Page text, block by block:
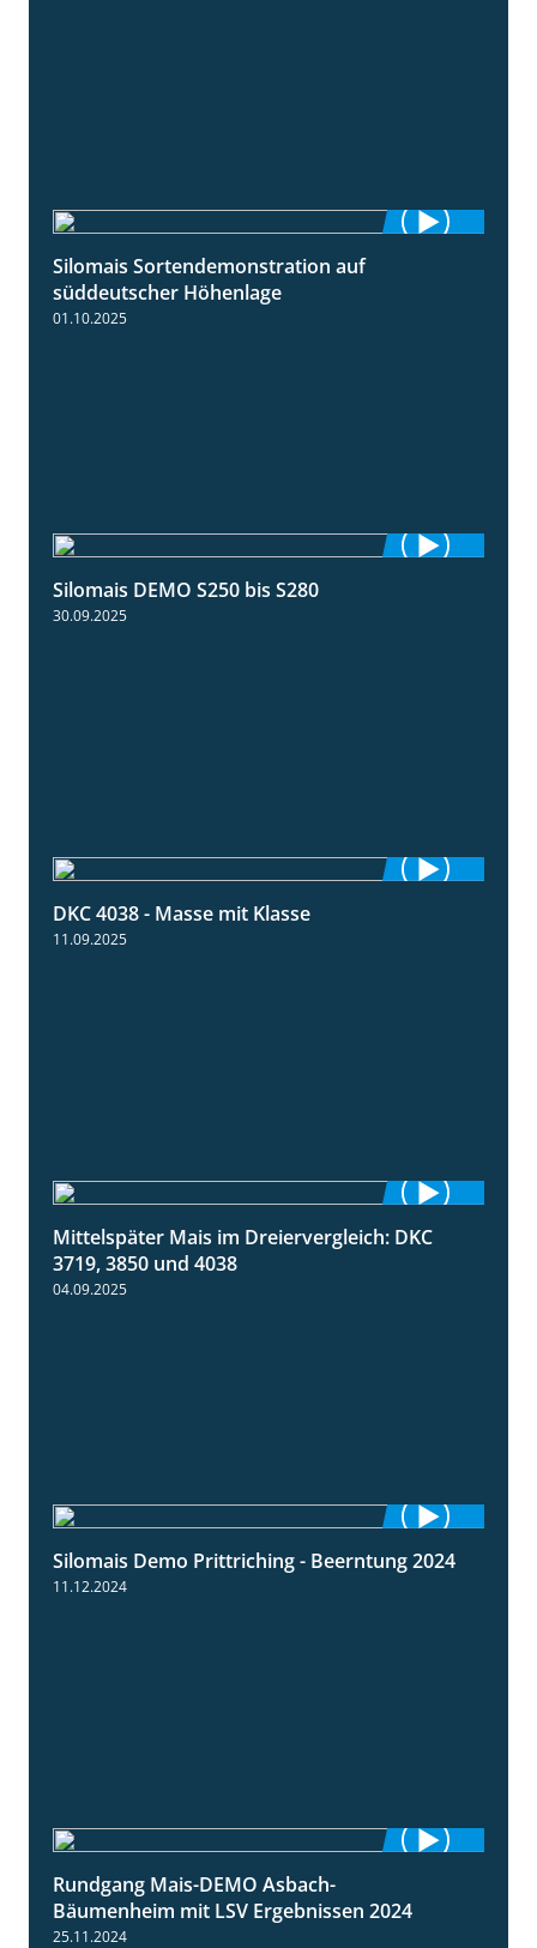
Silomais Sortendemonstration auf
süddeutscher Höhenlage
01.10.2025
Silomais DEMO S250 bis S280
30.09.2025
DKC 4038 - Masse mit Klasse
11.09.2025
1:41
Mittelspäter Mais im Dreiervergleich: DKC
3719, 3850 und 4038
04.09.2025
12:28
Silomais Demo Prittriching - Beerntung 2024
11.12.2024
Rundgang Mais-DEMO Asbach-
Bäumenheim mit LSV Ergebnissen 2024
25.11.2024